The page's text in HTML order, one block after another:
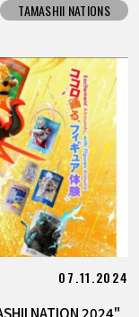
TAMASHII NATIONS
07.11.2024
NATION 2024"